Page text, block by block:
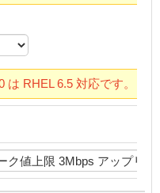
は RHEL 6.5 対応です。